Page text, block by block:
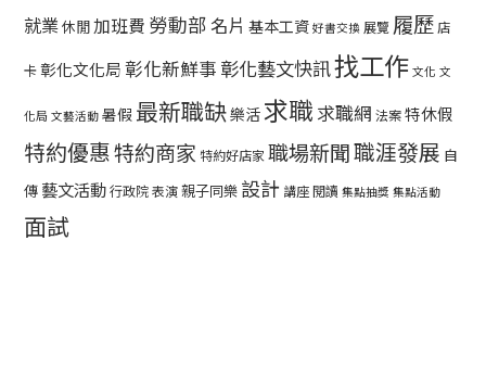
就業休閒加班費 勞動部 名片 基本工資 好書交換 展覽 履歷店
卡彰化文化局 彰化新鮮事 彰化藝文快訊找工作 文化 文
化局 文藝活動 暑假 最新職缺樂活求職 求職網 法案特休假
特約優惠特約商家 特約好店家職場新聞職涯發展 自
傳 藝文活動行政院表演親子同樂 設計 講座閱讀 集點抽獎 集點活動
面試